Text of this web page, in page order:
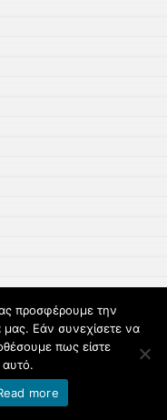
προσφέρουμε την
μας. Εάν συνεχίσετε να
πως είστε
αυτό.
more